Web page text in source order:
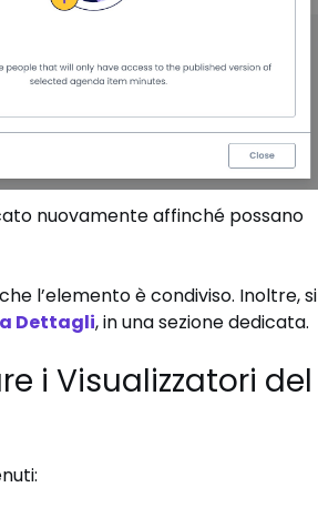
nuovamente affinché possano
l’elemento è condiviso. Inoltre, si
Dettagli, in una sezione dedicata.
i Visualizzatori del